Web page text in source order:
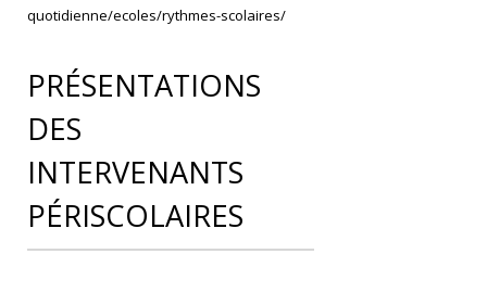
quotidienne/ecoles/rythmes-scolaires/
PRÉSENTATIONS
DES
INTERVENANTS
PÉRISCOLAIRES